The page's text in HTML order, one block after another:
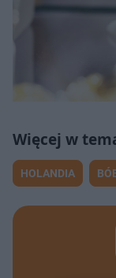
HOLANDIA